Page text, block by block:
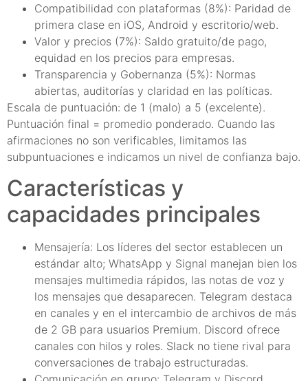
Compatibilidad con plataformas (8%): Paridad de
primera clase en iOS, Android y escritorio/web.
Valor y precios (7%): Saldo gratuito/de pago,
equidad en los precios para empresas.
Transparencia y Gobernanza (5%): Normas
abiertas, auditorías y claridad en las políticas.
Escala de puntuación: de 1 (malo) a 5 (excelente).
Puntuación final = promedio ponderado. Cuando las
afirmaciones no son verificables, limitamos las
subpuntuaciones e indicamos un nivel de confianza bajo.
Características y
capacidades principales
Mensajería: Los líderes del sector establecen un
estándar alto; WhatsApp y Signal manejan bien los
mensajes multimedia rápidos, las notas de voz y
los mensajes que desaparecen. Telegram destaca
en canales y en el intercambio de archivos de más
de 2 GB para usuarios Premium. Discord ofrece
canales con hilos y roles. Slack no tiene rival para
conversaciones de trabajo estructuradas.